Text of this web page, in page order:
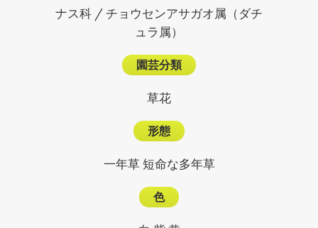
ナス科 / チョウセンアサガオ属（ダチ
ュラ属）
園芸分類
草花
形態
一年草 短命な多年草
色